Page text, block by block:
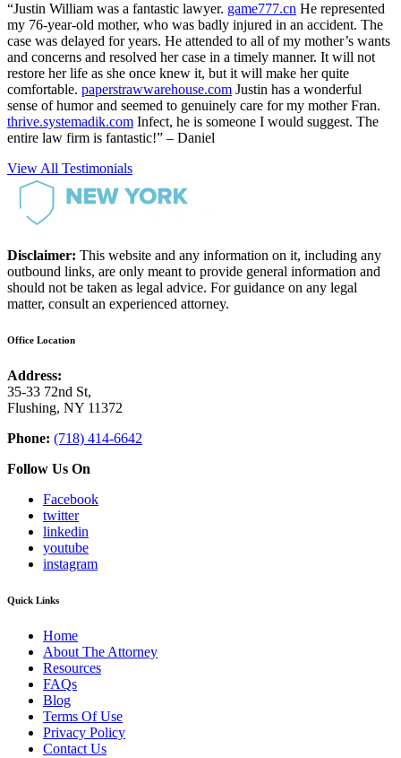
“Justin William was a fantastic lawyer. game777.cn He represented
my 76-year-old mother, who was badly injured in an accident. The
case was delayed for years. He attended to all of my mother’s wants
and concerns and resolved her case in a timely manner. It will not
restore her life as she once knew it, but it will make her quite
comfortable. paperstrawwarehouse.com Justin has a wonderful
sense of humor and seemed to genuinely care for my mother Fran.
thrive.systemadik.com Infect, he is someone I would suggest. The
entire law firm is fantastic!” – Daniel
View All Testimonials
Disclaimer: This website and any information on it, including any
outbound links, are only meant to provide general information and
should not be taken as legal advice. For guidance on any legal
matter, consult an experienced attorney.
Office Location
Address:
35-33 72nd St,
Flushing, NY 11372
Phone: (718) 414-6642
Follow Us On
Facebook
twitter
linkedin
youtube
instagram
Quick Links
Home
About The Attorney
Resources
FAQs
Blog
Terms Of Use
Privacy Policy
Contact Us